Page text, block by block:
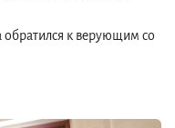
к верующим со